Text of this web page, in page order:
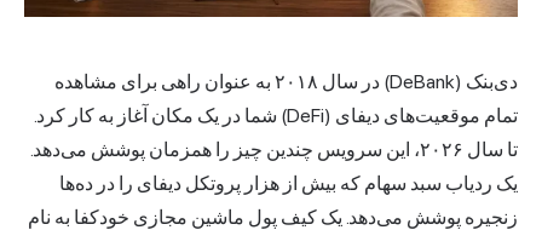
دی‌بنک (DeBank) در سال ۲۰۱۸ به عنوان راهی برای مشاهده
تمام موقعیت‌های دیفای (DeFi) شما در یک مکان آغاز به کار کرد.
تا سال ۲۰۲۶، این سرویس چندین چیز را همزمان پوشش می‌دهد.
یک ردیاب سبد سهام که بیش از هزار پروتکل دیفای را در ده‌ها
زنجیره پوشش می‌دهد. یک کیف پول ماشین مجازی خودکفا به نام